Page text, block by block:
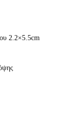
2.2×5.5cm